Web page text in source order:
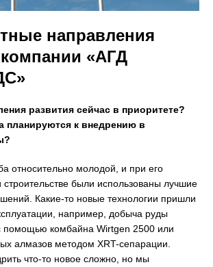
направления
«АГД
развития сейчас в приоритете?
планируются к внедрению в
относительно молодой, и при его
строительстве были использованы лучшие
Какие-то новые технологии пришли
например, добыча руды
помощью комбайна Wirtgen 2500 или
алмазов методом XRT-сепарации.
что-то новое сложно, но мы